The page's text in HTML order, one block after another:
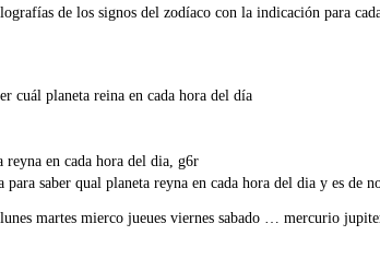
de los signos del zodíaco con la indicación para
cuál planeta reina en cada hora del día
reyna en cada hora del dia, g6r
para saber qual planeta reyna en cada hora del dia y es
martes mierco jueues viernes sabado … mercurio